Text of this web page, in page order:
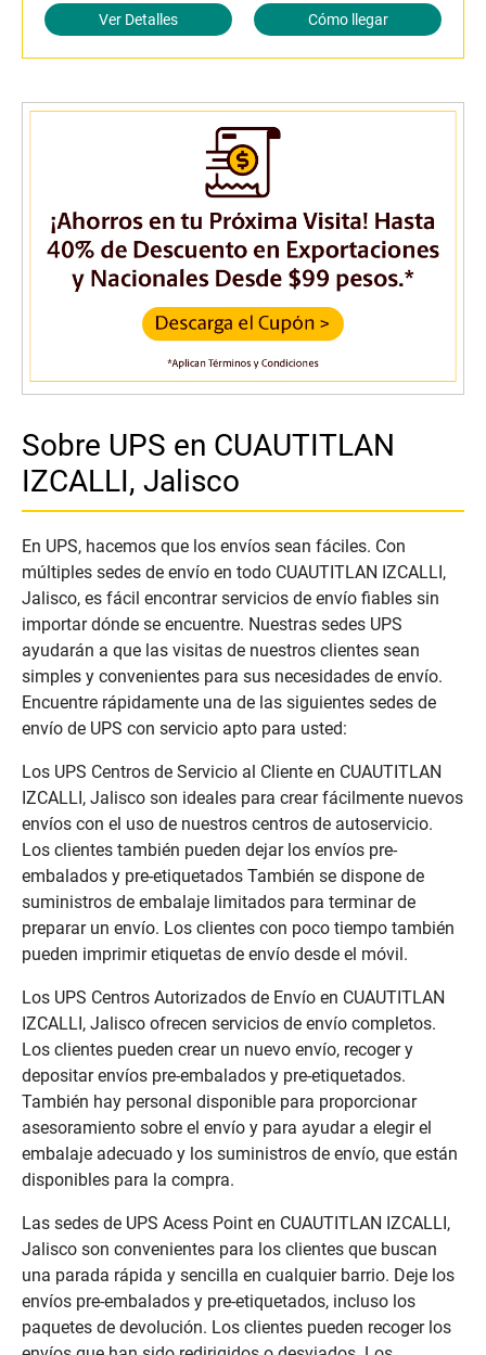
Ver Detalles Cómo llegar
Sobre UPS en CUAUTITLAN
IZCALLI, Jalisco
En UPS, hacemos que los envíos sean fáciles. Con
múltiples sedes de envío en todo CUAUTITLAN IZCALLI,
Jalisco, es fácil encontrar servicios de envío fiables sin
importar dónde se encuentre. Nuestras sedes UPS
ayudarán a que las visitas de nuestros clientes sean
simples y convenientes para sus necesidades de envío.
Encuentre rápidamente una de las siguientes sedes de
envío de UPS con servicio apto para usted:
Los UPS Centros de Servicio al Cliente en CUAUTITLAN
IZCALLI, Jalisco son ideales para crear fácilmente nuevos
envíos con el uso de nuestros centros de autoservicio.
Los clientes también pueden dejar los envíos pre-
embalados y pre-etiquetados También se dispone de
suministros de embalaje limitados para terminar de
preparar un envío. Los clientes con poco tiempo también
pueden imprimir etiquetas de envío desde el móvil.
Los UPS Centros Autorizados de Envío en CUAUTITLAN
IZCALLI, Jalisco ofrecen servicios de envío completos.
Los clientes pueden crear un nuevo envío, recoger y
depositar envíos pre-embalados y pre-etiquetados.
También hay personal disponible para proporcionar
asesoramiento sobre el envío y para ayudar a elegir el
embalaje adecuado y los suministros de envío, que están
disponibles para la compra.
Las sedes de UPS Acess Point en CUAUTITLAN IZCALLI,
Jalisco son convenientes para los clientes que buscan
una parada rápida y sencilla en cualquier barrio. Deje los
envíos pre-embalados y pre-etiquetados, incluso los
paquetes de devolución. Los clientes pueden recoger los